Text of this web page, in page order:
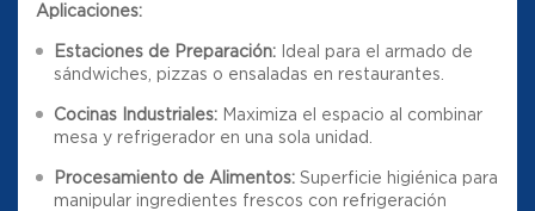
Aplicaciones:
Estaciones de Preparación: Ideal para el armado de
sándwiches, pizzas o ensaladas en restaurantes.
Cocinas Industriales: Maximiza el espacio al combinar
mesa y refrigerador en una sola unidad.
Procesamiento de Alimentos: Superficie higiénica para
manipular ingredientes frescos con refrigeración